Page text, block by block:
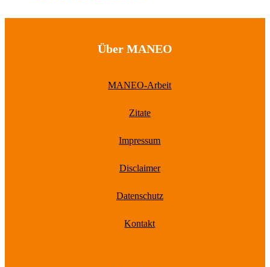
Über MANEO
MANEO-Arbeit
Zitate
Impressum
Disclaimer
Datenschutz
Kontakt